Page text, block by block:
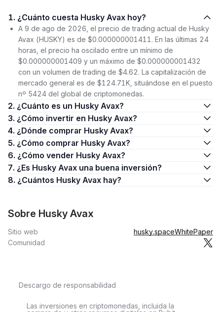
1. ¿Cuánto cuesta Husky Avax hoy?
A 9 de ago de 2026, el precio de trading actual de Husky
Avax (HUSKY) es de $0.000000001411. En las últimas 24
horas, el precio ha oscilado entre un mínimo de
$0.000000001409 y un máximo de $0.000000001432
con un volumen de trading de $4.62. La capitalización de
mercado general es de $124.71K, situándose en el puesto
nº 5424 del global de criptomonedas.
2. ¿Cuánto es un Husky Avax?
3. ¿Cómo invertir en Husky Avax?
4. ¿Dónde comprar Husky Avax?
5. ¿Cómo comprar Husky Avax?
6. ¿Cómo vender Husky Avax?
7. ¿Es Husky Avax una buena inversión?
8. ¿Cuántos Husky Avax hay?
Sobre Husky Avax
Sitio web husky.spaceWhitePaper
Comunidad
Descargo de responsabilidad
Las inversiones en criptomonedas, incluida la